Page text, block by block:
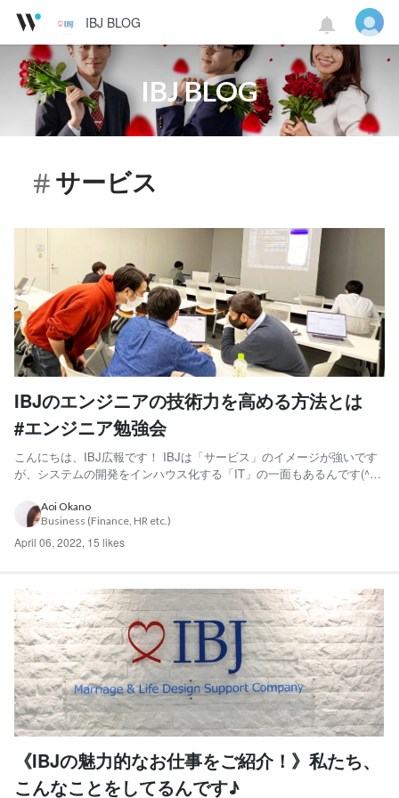
IBJ BLOG
IBJ BLOG
サービス
IBJのエンジニアの技術力を高める方法とは
#エンジニア勉強会
こんにちは、IBJ広報です！ IBJは「サービス」のイメージが強いです
が、システムの開発をインハウス化する「IT」の一面もあるんです(^^)/
ていくため、エンジニアは月に1.2回希望制での勉強会を行っていま
す。 ＼前回ご紹介したハッカソンも技術力...
Aoi Okano
Business (Finance, HR etc.)
April 06, 2022, 15 likes
《IBJの魅力的なお仕事をご紹介！》私たち、
こんなことをしてるんです♪